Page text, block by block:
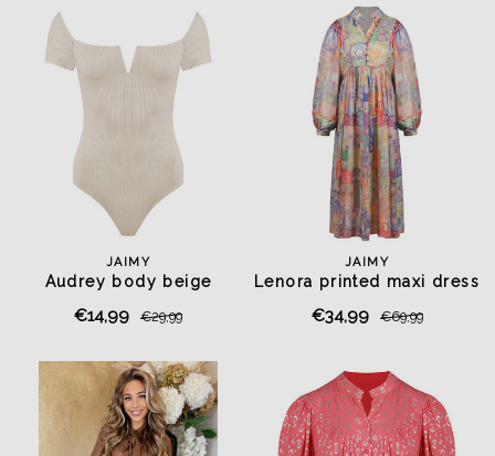
JAIMY
Audrey body beige
€14,99 €29,99
JAIMY
Lenora printed maxi dress
€34,99 €69,99